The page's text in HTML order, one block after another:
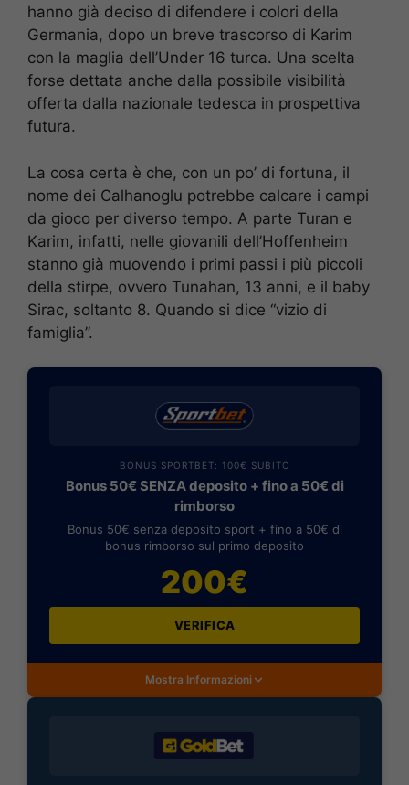
hanno già deciso di difendere i colori della
Germania, dopo un breve trascorso di Karim
con la maglia dell’Under 16 turca. Una scelta
forse dettata anche dalla possibile visibilità
offerta dalla nazionale tedesca in prospettiva
futura.
La cosa certa è che, con un po’ di fortuna, il
nome dei Calhanoglu potrebbe calcare i campi
da gioco per diverso tempo. A parte Turan e
Karim, infatti, nelle giovanili dell’Hoffenheim
stanno già muovendo i primi passi i più piccoli
della stirpe, ovvero Tunahan, 13 anni, e il baby
Sirac, soltanto 8. Quando si dice “vizio di
famiglia”.
BONUS SPORTBET: 100€ SUBITO
Bonus 50€ SENZA deposito + fino a 50€ di
rimborso
Bonus 50€ senza deposito sport + fino a 50€ di
bonus rimborso sul primo deposito
200€
VERIFICA
Mostra Informazioni